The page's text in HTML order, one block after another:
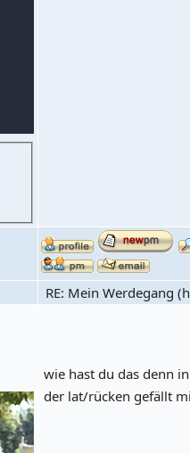
RE: Mein Werdegang
wie hast du das denn
der lat/rücken gefällt